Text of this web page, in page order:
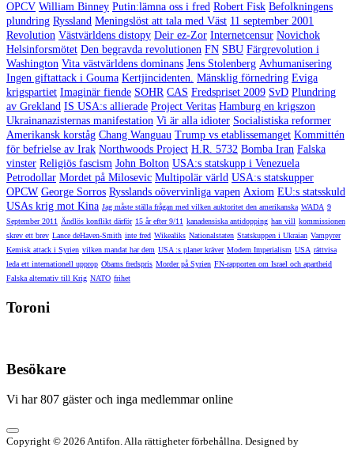
OPCV William Binney Putin:lämna oss i fred Robert Fisk Befolkningens
plundring Ryssland Meningslöst att tala med Väst 11 september 2001
Revolution Västvärldens distopy Deir ez-Zor Internetcensur Novichok
Helsinforsmötet Den begravda revolutionen FN SBU Färgrevolution i
Washington Vita västvärldens dominans Jens Stolenberg Avhumanisering
Ingen giftattack i Gouma Kertjincidenten. Mänsklig förnedring Eviga
krigspartiet Imaginär fiende SOHR CAS Fredspriset 2009 SvD Plundring
av Grekland IS USA:s allierade Project Veritas Hamburg en krigszon
Ukrainanazisternas manifestation Vi är alla idioter Socialistiska reformer
Amerikansk korståg Chang Wanguau Trump vs etablissemanget Kommittén
för befrielse av Irak Northwoods Project H.R. 5732 Bomba Iran Falska
vinster Religiös fascism John Bolton USA:s statskupp i Venezuela
Petrodollar Mordet på Milosevic Multipolär värld USA:s statskupper
OPCW George Sorros Rysslands oövervinliga vapen Axiom EU:s statsskuld
USAs krig mot Kina Jag måste ställa frågan med vilken auktoritet den amerikanska WADA 9
September 2011 Ändlös konflikt därför 15 år efter 9/11 kanadensiska antidopping han vill kommissionen
skrev ett brev Lance deHaven-Smith inte fred Wikealiks Nationalstaten Statskuppen i Ukraian Vampyrer
Kemisk attack i Syrien vilken mandat har dem USA :s planer kräver Modern Imperialism USA rättvisa
leda ett internationell upprop Obams fredspris Morder på Syrien FN-rapporten om Israel och apartheid
Falska alternativ till Krig NATO frihet
Toroni
Besökare
Vi har 807 gäster och inga medlemmar online
Copyright © 2026 Antifon. Alla rättigheter förbehållna. Designed by